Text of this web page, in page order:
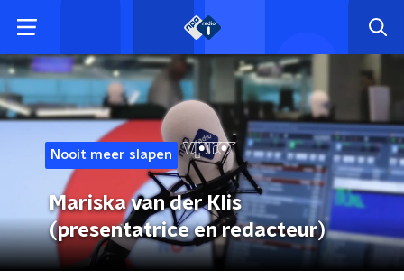
Nooit meer slapen
Mariska van der Klis
(presentatrice en redacteur)